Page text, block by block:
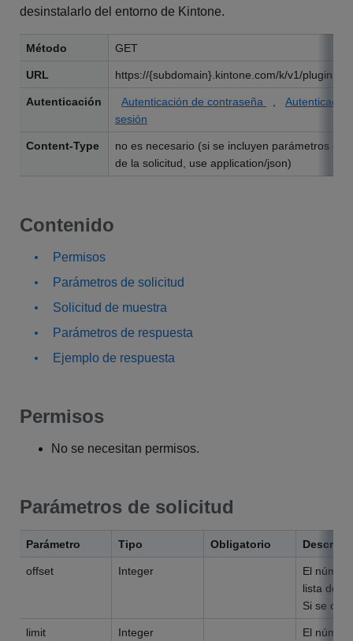
desinstalarlo del entorno de Kintone.
Método GET
URL https://{subdomain}.kintone.com/k/v1/plugins/
Autenticación Autenticación de contraseña
sesión
Content-Type
no es necesario (si se incluyen parámetros en
de la solicitud, use application/json)
Contenido
Permisos
Parámetros de solicitud
Solicitud de muestra
Parámetros de respuesta
Ejemplo de respuesta
Permisos
No se necesitan permisos.
Parámetros de solicitud
Parámetro Tipo Obligatorio
offset Integer
El
lista de
Si se
limit Integer
El